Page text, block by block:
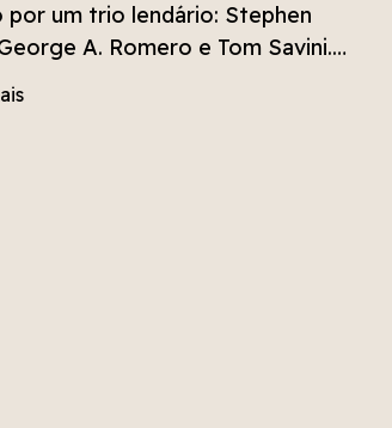
por um trio lendário: Stephen
A. Romero e Tom Savini.
nas HQs macabras dos anos